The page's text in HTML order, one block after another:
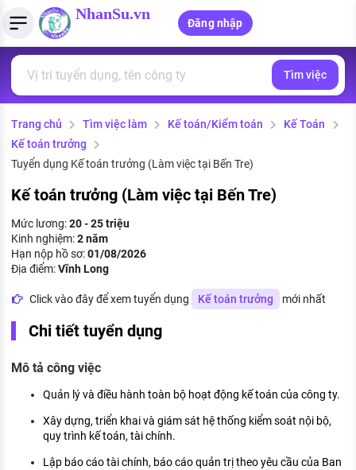
NhanSu.vn
Đăng nhập
Tìm việc làm
Việc làm ngành luật
Việc làm lương cao
Việc làm tốt nhất
CÔNG TY
Danh sách nhà tuyển dụng
Nhà tuyển dụng hàng đầu
Quản lý CV
Tải CV lên
Tạo CV trực tuyến
MẪU CV THEO STYLE
Mẫu CV đơn giản
Tính lương Gross - Net
Tính thuế thu nhập cá nhân
Tính trợ cấp thất nghiệp
PHÁP LUẬT VIỆT NAM
Văn bản pháp luật
Chính sách mới
PHÁP LUẬT LAO ĐỘNG
Lao động và tiền lương
Bảo hiểm và phúc lợi
Thuế thu nhập
Hồ sơ biểu mẫu
Chính sách lao động
KHÁM PHÁ NGHỀ NGHIỆP
Tử vi nghề nghiệp
Kỹ năng nghề nghiệp
HƯỚNG NGHIỆP VIỆC LÀM
Tìm việc
Trang chủ Tìm việc làm Kế toán/Kiểm toán
Kế Toán
Kế toán trưởng
Tuyển dụng Kế toán trưởng (Làm việc tại Bến Tre)
Kế toán trưởng (Làm việc tại Bến Tre)
Mức lương:20 - 25 triệu
Kinh nghiệm:2 năm
Hạn nộp hồ sơ:01/08/2026
Địa điểm:Vĩnh Long
Click vào đây để xem tuyển dụng Kế toán trưởng mới nhất
Chi tiết tuyển dụng
Mô tả công việc
Quản lý và điều hành toàn bộ hoạt động kế toán của công ty.
Xây dựng, triển khai và giám sát hệ thống kiểm soát nội bộ,
quy trình kế toán, tài chính.
Lập báo cáo tài chính, báo cáo quản trị theo yêu cầu của Ban